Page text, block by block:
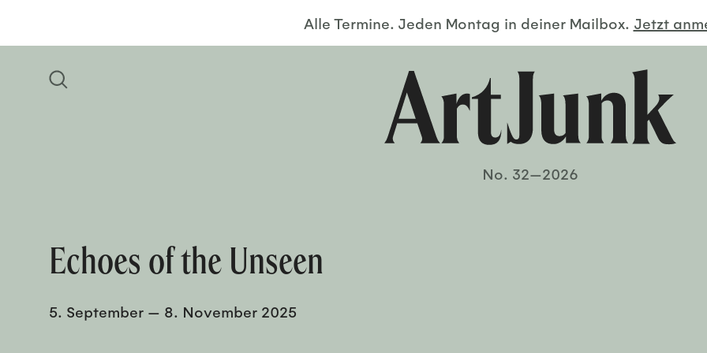
Alle Termine. Jeden Montag in deiner Mailbox. Jetzt
No. 32—2026
Echoes of the Unseen
5. September — 8. November 2025